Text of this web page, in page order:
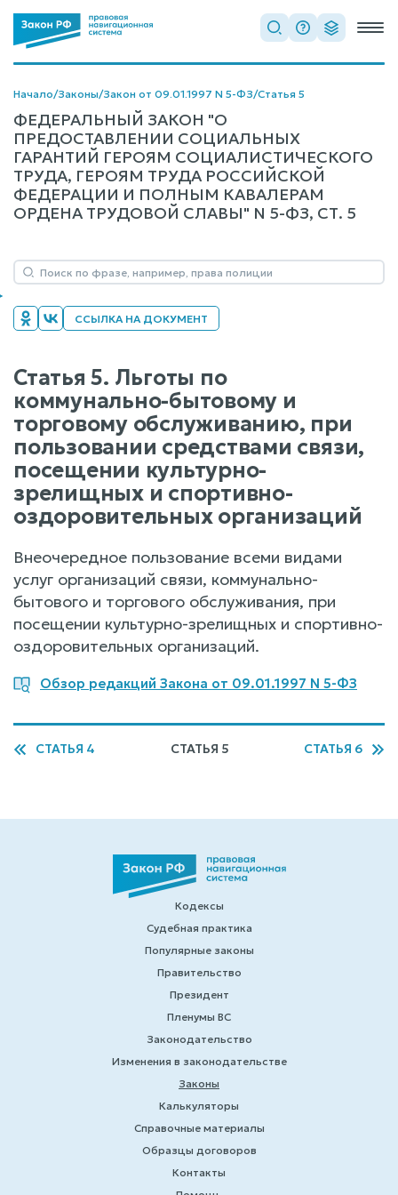
Начало/Законы/Закон от 09.01.1997 N 5-ФЗ/Статья 5
ФЕДЕРАЛЬНЫЙ ЗАКОН "О
ПРЕДОСТАВЛЕНИИ СОЦИАЛЬНЫХ
ГАРАНТИЙ ГЕРОЯМ СОЦИАЛИСТИЧЕСКОГО
ТРУДА, ГЕРОЯМ ТРУДА РОССИЙСКОЙ
ФЕДЕРАЦИИ И ПОЛНЫМ КАВАЛЕРАМ
ОРДЕНА ТРУДОВОЙ СЛАВЫ" N 5-ФЗ, СТ. 5
ССЫЛКА НА ДОКУМЕНТ
Статья 5. Льготы по
коммунально-бытовому и
торговому обслуживанию, при
пользовании средствами связи,
посещении культурно-
зрелищных и спортивно-
оздоровительных организаций
Внеочередное пользование всеми видами
услуг организаций связи, коммунально-
бытового и торгового обслуживания, при
посещении культурно-зрелищных и спортивно-
оздоровительных организаций.
Обзор редакций Закона от 09.01.1997 N 5-ФЗ
СТАТЬЯ 4 СТАТЬЯ 5 СТАТЬЯ 6
Кодексы
Судебная практика
Популярные законы
Правительство
Президент
Пленумы ВС
Законодательство
Изменения в законодательстве
Законы
Калькуляторы
Справочные материалы
Образцы договоров
Контакты